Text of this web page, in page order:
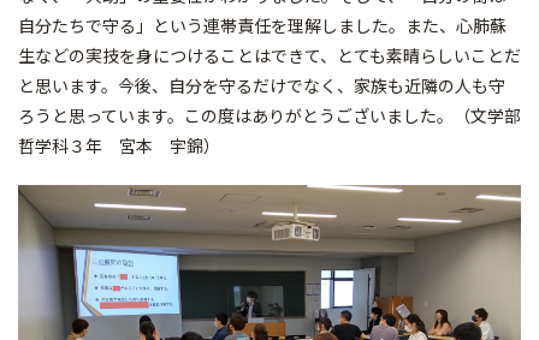
自分たちで守る」という連帯責任を理解しました。また、心肺蘇
生などの実技を身につけることはできて、とても素晴らしいことだ
と思います。今後、自分を守るだけでなく、家族も近隣の人も守
ろうと思っています。この度はありがとうございました。（文学部
哲学科３年 宮本 宇錦）